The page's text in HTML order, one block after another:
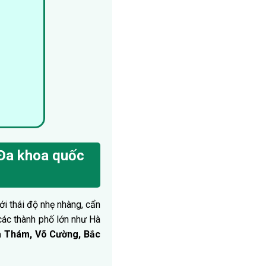
khoa quốc
thái độ nhẹ nhàng, cẩn
thành phố lớn như Hà
Võ Cường, Bắc